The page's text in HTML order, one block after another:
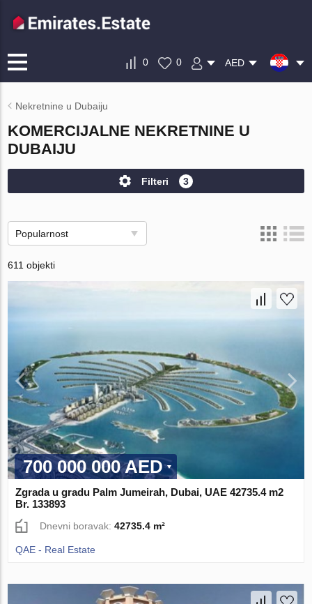
0 0 AED
Nekretnine u Dubaiju
KOMERCIJALNE NEKRETNINE U
DUBAIJU
Filteri 3
Popularnost
611 objekti
700 000 000 AED
Zgrada u gradu Palm Jumeirah, Dubai, UAE 42735.4 m2
Br. 133893
Dnevni boravak:42735.4 m²
QAE - Real Estate